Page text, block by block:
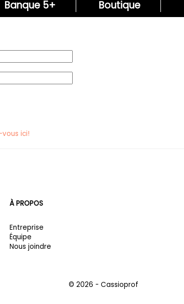
Banque 5+ Boutique
ici!
À PROPOS
Entreprise
Équipe
Nous joindre
© 2026 - Cassioprof